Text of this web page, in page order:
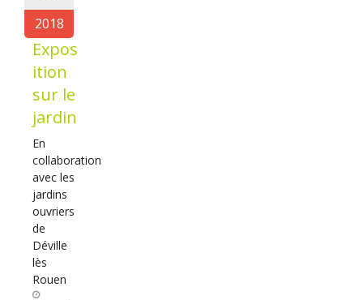
2018
Expos
ition
sur le
jardin
En
collaboration
avec les
jardins
ouvriers
de
Déville
lès
Rouen